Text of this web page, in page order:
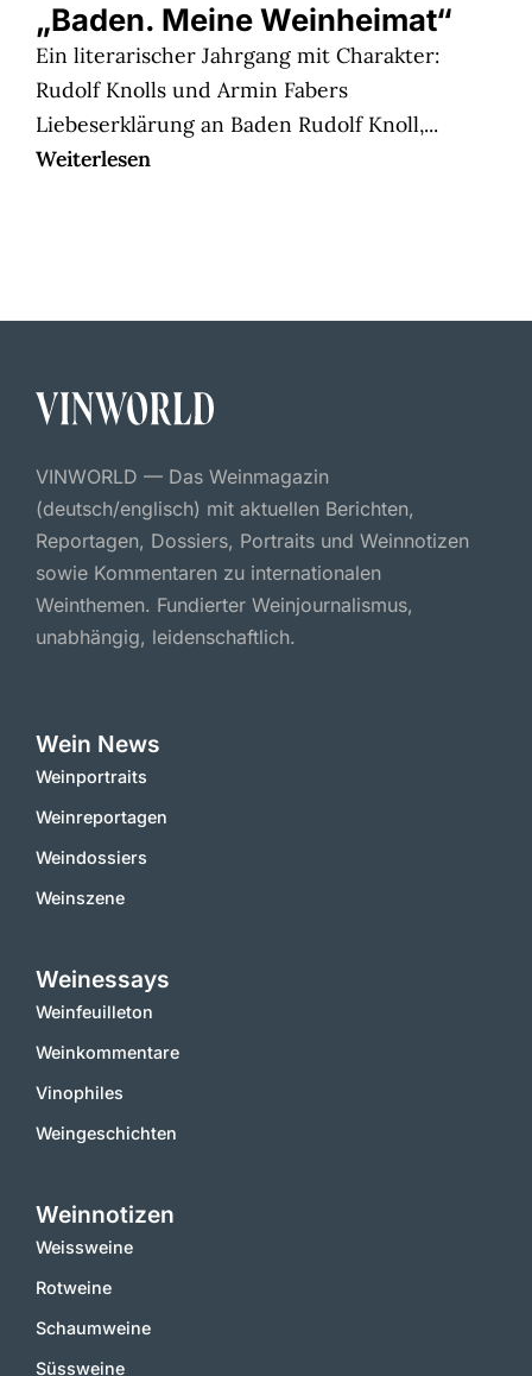
„Baden. Meine Weinheimat“
Ein literarischer Jahrgang mit Charakter:
Rudolf Knolls und Armin Fabers
Liebeserklärung an Baden Rudolf Knoll,...
Weiterlesen
VINWORLD — Das Weinmagazin
(deutsch/englisch) mit aktuellen Berichten,
Reportagen, Dossiers, Portraits und Weinnotizen
sowie Kommentaren zu internationalen
Weinthemen. Fundierter Weinjournalismus,
unabhängig, leidenschaftlich.
Wein News
Weinportraits
Weinreportagen
Weindossiers
Weinszene
Weinessays
Weinfeuilleton
Weinkommentare
Vinophiles
Weingeschichten
Weinnotizen
Weissweine
Rotweine
Schaumweine
Süssweine